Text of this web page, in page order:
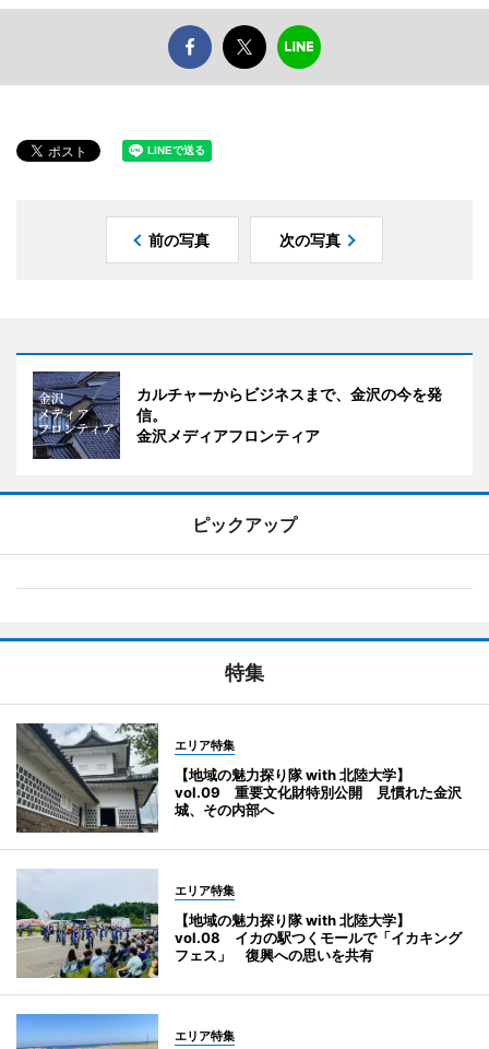
前の写真 次の写真
カルチャーからビジネスまで、金沢の今を発
信。
金沢メディアフロンティア
ピックアップ
特集
エリア特集
【地域の魅力探り隊 with 北陸大学】
vol.09 重要文化財特別公開 見慣れた金沢
城、その内部へ
エリア特集
【地域の魅力探り隊 with 北陸大学】
vol.08 イカの駅つくモールで「イカキング
フェス」 復興への思いを共有
エリア特集